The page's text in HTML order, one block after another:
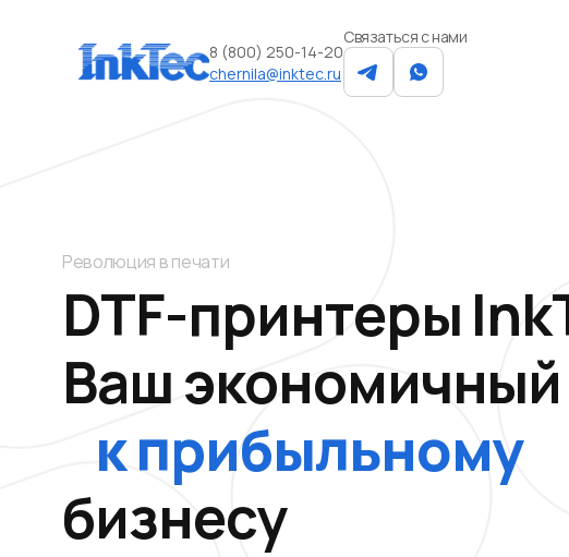
8 (800) 250-14-20
chernila@inktec.ru
Связаться с нами
Революция в печати
DTF-принтеры
Ваш экономичный
к прибыльному
бизнесу